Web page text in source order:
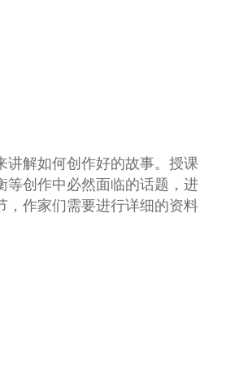
讲解如何创作好的故事。授课
等创作中必然面临的话题，进
，作家们需要进行详细的资料